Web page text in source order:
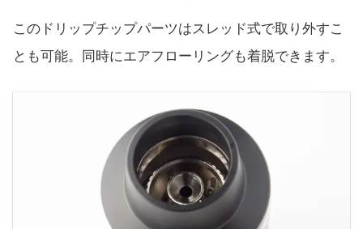
このドリップチップパーツはスレッド式で取り外すこ
とも可能。同時にエアフローリングも着脱できます。